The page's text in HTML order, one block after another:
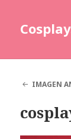
IMAGEN